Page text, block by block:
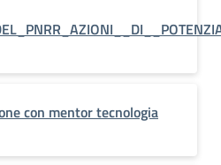
con mentor tecnologia